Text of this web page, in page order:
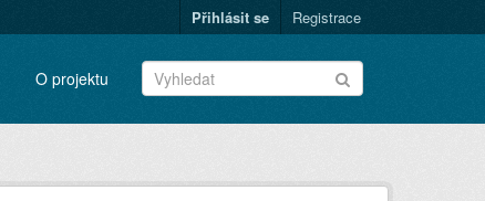
Přihlásit se Registrace
O projektu